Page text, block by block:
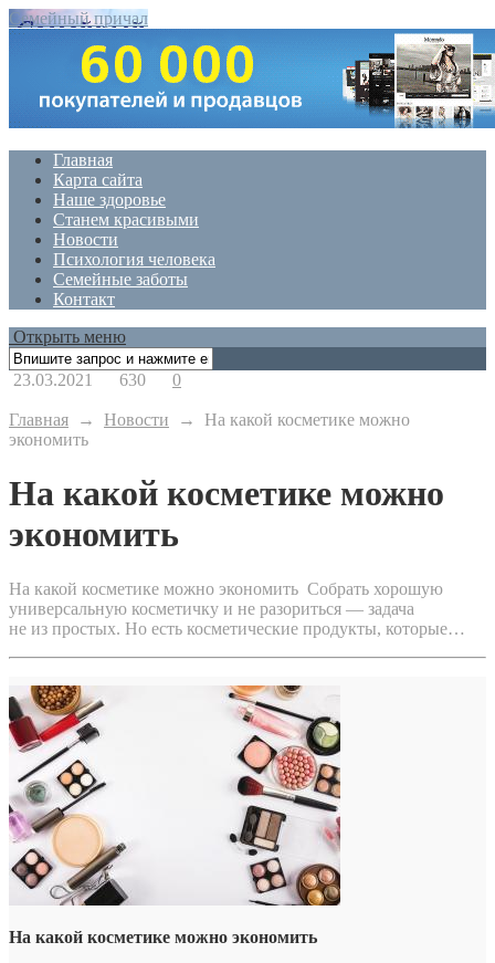
Семейный причал
Главная
Карта сайта
Наше здоровье
Станем красивыми
Новости
Психология человека
Семейные заботы
Контакт
Открыть меню
23.03.2021 630 0
Главная → Новости → На какой косметике можно
экономить
На какой косметике можно
экономить
На какой косметике можно экономить Собрать хорошую
универсальную косметичку и не разориться — задача
не из простых. Но есть косметические продукты, которые…
На какой косметике можно экономить